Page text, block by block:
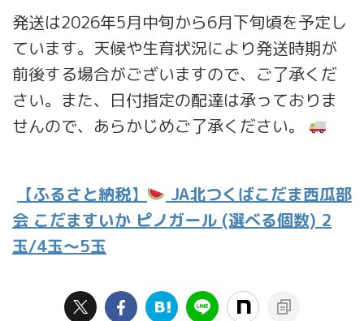
発送は2026年5月中旬から6月下旬頃を予定し
ています。天候や生育状況により発送時期が
前後する場合がございますので、ご了承くだ
さい。また、日付指定の配達は承っておりま
せんので、あらかじめご了承ください。
【ふるさと納税】
JA北つくばこだま西瓜部
会 こだますいか ピノガール (選べる個数) 2
玉/4玉～5玉